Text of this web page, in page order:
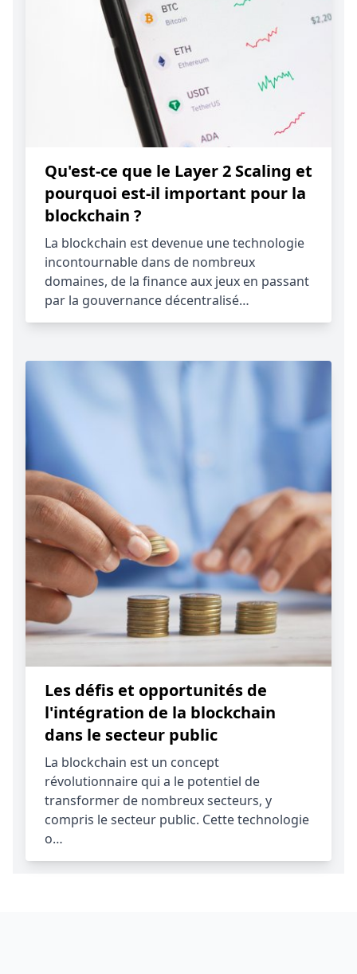
Qu'est-ce que le Layer 2 Scaling et
pourquoi est-il important pour la
blockchain ?
La blockchain est devenue une technologie
incontournable dans de nombreux
domaines, de la finance aux jeux en passant
par la gouvernance décentralisé…
Les défis et opportunités de
l'intégration de la blockchain
dans le secteur public
La blockchain est un concept
révolutionnaire qui a le potentiel de
transformer de nombreux secteurs, y
compris le secteur public. Cette technologie
o…